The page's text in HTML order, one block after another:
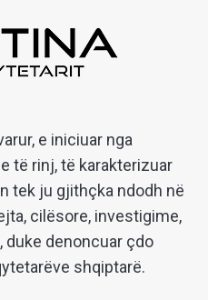
e iniciuar nga
të rinj, të karakterizuar
tek ju gjithçka ndodh në
cilësore, investigime,
duke denoncuar çdo
shqiptarë.